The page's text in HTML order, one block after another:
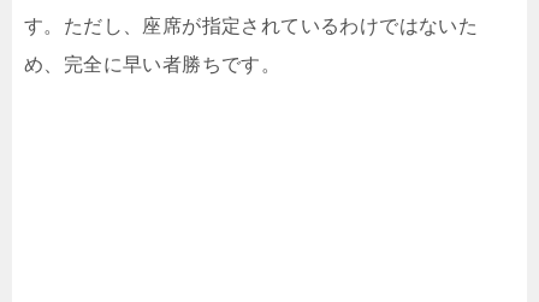
す。ただし、座席が指定されているわけではないた
め、完全に早い者勝ちです。